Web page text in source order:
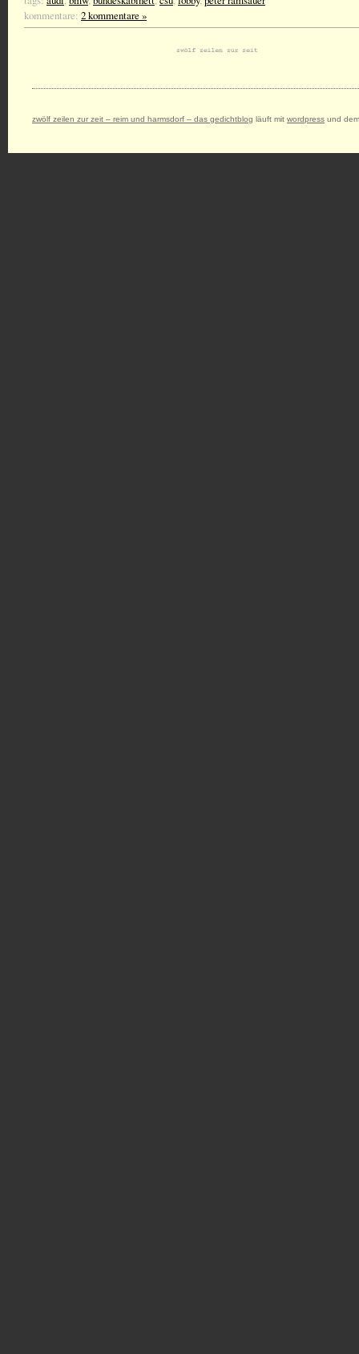
kommentare: 2 kommentare »
zwölf zeilen zur zeit – reim und harmsdorf – das gedichtblog läuft mit wordpress und